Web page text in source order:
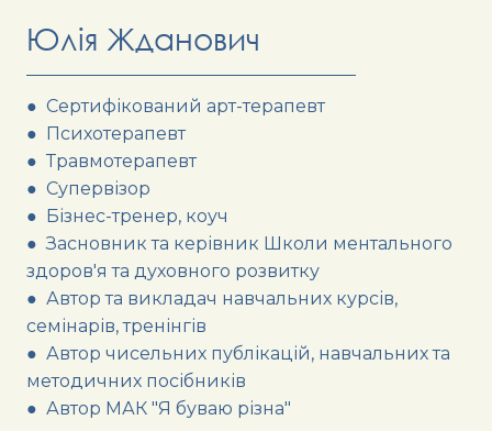
Юлія Жданович
● Сертифікований арт-терапевт
● Психотерапевт
● Травмотерапевт
● Супервізор
● Бізнес-тренер, коуч
● Засновник та керівник Школи ментального
здоров'я та духовного розвитку
● Автор та викладач навчальних курсів,
семінарів, тренінгів
● Автор чисельних публікацій, навчальних та
методичних посібників
● Автор МАК "Я буваю різна"